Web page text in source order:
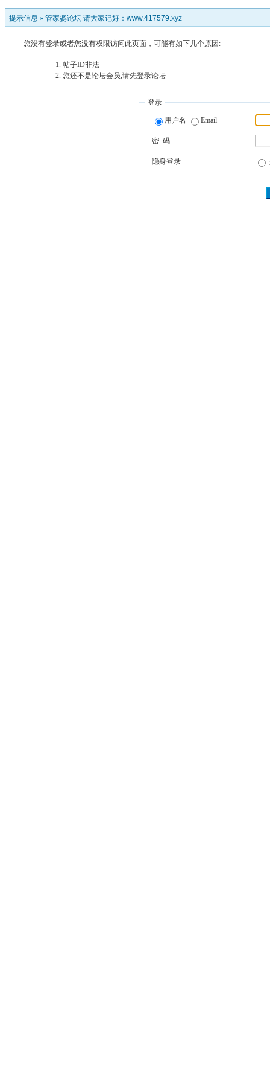
提示信息 » 管家婆论坛 请大家记好：www.417579.xyz
您没有登录或者您没有权限访问此页面，可能有如下几个原因:
帖子ID非法
您还不是论坛会员,请先登录论坛
登录
用户名 Email
密 码
隐身登录